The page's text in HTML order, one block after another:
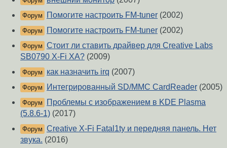
Форум Помогите настроить FM-tuner (2002)
Форум Помогите настроить FM-tuner (2002)
Форум Стоит ли ставить драйвер для Creative Labs
SB0790 X-Fi XA? (2009)
Форум как назначить irq (2007)
Форум Интегрированный SD/MMC CardReader (2005)
Форум
Проблемы с изображением в KDE Plasma
(5.8.6-1) (2017)
Форум Creative X-Fi Fatal1ty и передняя панель. Нет
звука. (2016)